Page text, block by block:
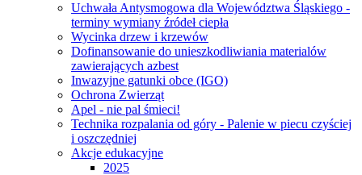
Uchwała Antysmogowa dla Województwa Śląskiego -
terminy wymiany źródeł ciepła
Wycinka drzew i krzewów
Dofinansowanie do unieszkodliwiania materialów
zawierających azbest
Inwazyjne gatunki obce (IGO)
Ochrona Zwierząt
Apel - nie pal śmieci!
Technika rozpalania od góry - Palenie w piecu czyściej
i oszczędniej
Akcje edukacyjne
2025